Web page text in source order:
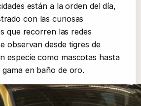
están a la orden del día,
con las curiosas
que recorren las redes
observan desde tigres de
especie como mascotas hasta
en baño de oro.